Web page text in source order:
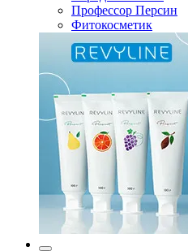
Профессор Персин
Фитокосметик